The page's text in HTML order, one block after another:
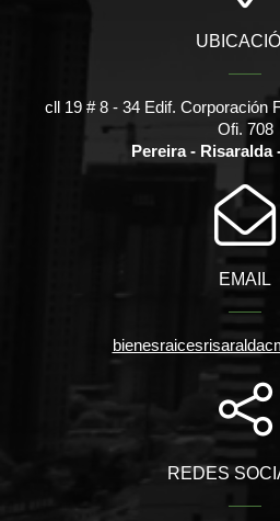
cll 19 # 8 - 34 Edif. Corporación
Ofi. 708
Pereira - Risaralda
EMAIL
REDES